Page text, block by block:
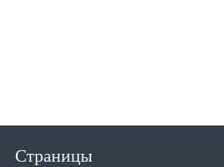
Страницы